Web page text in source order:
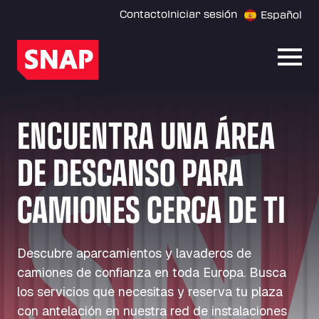
ContactoIniciar sesión Español
ENCUENTRA UNA ÁREA
DE DESCANSO PARA
CAMIONES CERCA DE TI
Descubre aparcamientos y lavaderos de
camiones de confianza en toda Europa. Busca
los servicios que necesitas y reserva tu plaza
con antelación en nuestra red de instalaciones